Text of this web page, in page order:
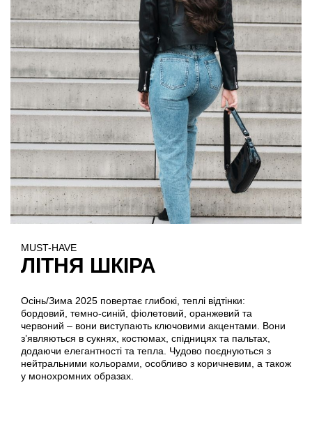
MUST-HAVE
ЛІТНЯ ШКІРА
Осінь/Зима 2025 повертає глибокі, теплі відтінки:
бордовий, темно-синій, фіолетовий, оранжевий та
червоний – вони виступають ключовими акцентами. Вони
з’являються в сукнях, костюмах, спідницях та пальтах,
додаючи елегантності та тепла. Чудово поєднуються з
нейтральними кольорами, особливо з коричневим, а також
у монохромних образах.